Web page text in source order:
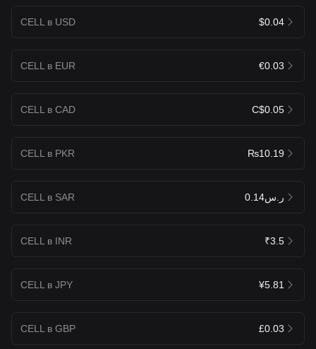
CELL в USD $0.04
CELL в EUR €0.03
CELL в CAD C$0.05
CELL в PKR ₨10.19
CELL в SAR ر.س0.14
CELL в INR ₹3.5
CELL в JPY ¥5.81
CELL в GBP £0.03